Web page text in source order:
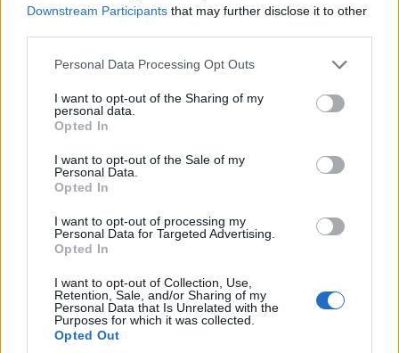
Downstream Participants that may further disclose it to other
Please note that this website/app uses one or more Google
not limited to your visit or usage behaviour. You may click to
grant or deny consent to Google and its third-party tags to
use your data for below specified purposes in below Google
consent section.
Personal Data Processing Opt Outs
I want to opt-out of the Sharing of my
personal data.
Opted In
I want to opt-out of the Sale of my
Personal Data.
Opted In
I want to opt-out of processing my
Personal Data for Targeted Advertising.
Opted In
I want to opt-out of Collection, Use,
Retention, Sale, and/or Sharing of my
Personal Data that Is Unrelated with the
Purposes for which it was collected.
Opted Out
ΕΛΛΑΔΑ
Φωτιά σε δασική έκταση στο Μουζάκι Ηλείας
9/08/2026 - 6:51μμ